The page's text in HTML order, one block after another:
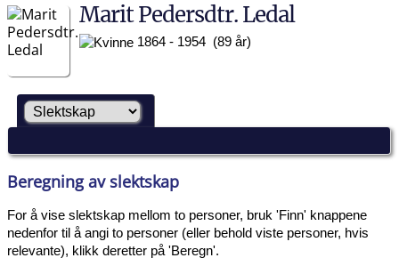
Marit Pedersdtr. Ledal
1864 - 1954 (89 år)
Beregning av slektskap
For å vise slektskap mellom to personer, bruk 'Finn' knappene
nedenfor til å angi to personer (eller behold viste personer, hvis
relevante), klikk deretter på 'Beregn'.